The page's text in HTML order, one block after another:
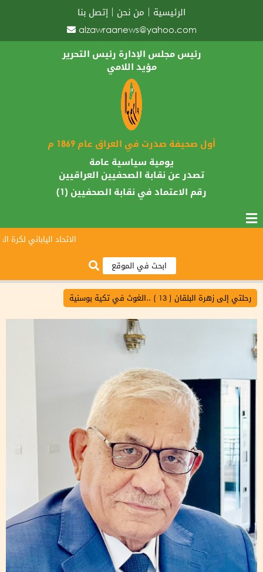
الرئيسية من نحن
إتصل بنا
alzawraanews@yahoo.com
رئيس مجلس الإدارة رئيس التحرير
مؤيد اللامي
أول صحيفة صدرت في العراق عام 1869 م
يومية سياسية عامة
تصدر عن نقابة الصحفيين العراقيين
رقم الاعتماد في نقابة الصحفيين (1)
الاتحاد الياباني لكرة
رحلتي إلى زهرة البلقان ( 13 ) ..الغوث في تكية بوسنية